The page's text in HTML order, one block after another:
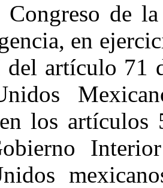
Congreso de
en
artículo 71
los